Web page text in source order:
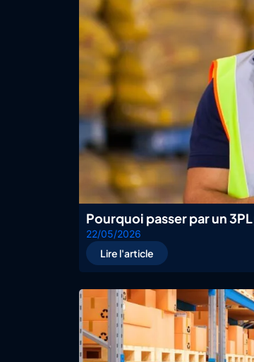
Pourquoi passer par un
22/05/2026
Lire l'article